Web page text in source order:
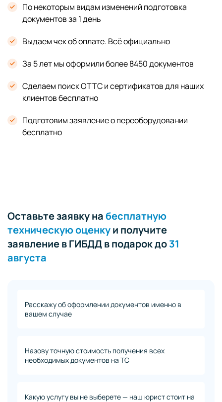
По некоторым видам изменений подготовка
документов за 1 день
Выдаем чек об оплате. Всё официально
За 5 лет мы оформили более 8450 документов
Сделаем поиск ОТТС и сертификатов для наших
клиентов бесплатно
Подготовим заявление о переоборудовании
бесплатно
Оставьте заявку набесплатную
техническую оценкуи получите
заявление в ГИБДД в подарок до31
августа
Расскажу об оформлении документов именно в
вашем случае
Назову точную стоимость получения всех
необходимых документов на ТС
Какую услугу вы не выберете — наш юрист стоит на